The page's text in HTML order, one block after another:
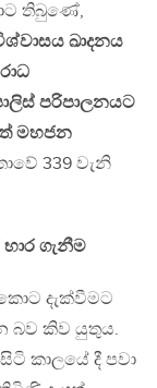
තිබුණේ,
ඛාදනය
පරිපාලනයට
මහජන
339 වැනි
ගැනීම
දැක්වීමට
කිව යුතුය.
කාලයේ දී පවා